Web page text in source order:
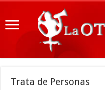
Trata de Personas